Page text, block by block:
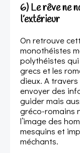
6) Le rêve ne
l’extérieur
On retrouve
monothéistes
polythéistes
grecs et les
dieux. A
envoyer des
guider mais
gréco-romains
l’image des
mesquins et
méchants.